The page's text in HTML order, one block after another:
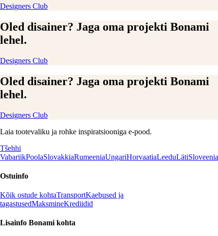
Designers Club
Oled disainer? Jaga oma projekti Bonami
lehel.
Designers Club
Oled disainer? Jaga oma projekti Bonami
lehel.
Designers Club
Laia tootevaliku ja rohke inspiratsiooniga e-pood.
Tšehhi
VabariikPoolaSlovakkiaRumeeniaUngariHorvaatiaLeeduLätiSloveenia
Ostuinfo
Kõik ostude kohtaTransportKaebused ja
tagastusedMaksmineKrediidid
Lisainfo Bonami kohta